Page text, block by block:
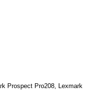
Prospect Pro208, Lexmark